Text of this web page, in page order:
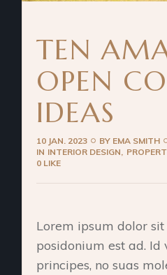
TEN
OPEN
IDEAS
10 JAN. 2023 BY EMA SMITH
IN INTERIOR DESIGN
0 LIKE
Lorem ipsum dolor
posidonium est ad. Id
principes, no suas